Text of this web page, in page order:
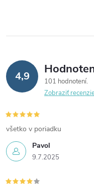
4,9
101 hodnotení
Zobraziť
Pavol
9.7.2025
všetko v poriadku